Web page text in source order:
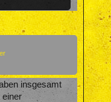
insgesamt
einer